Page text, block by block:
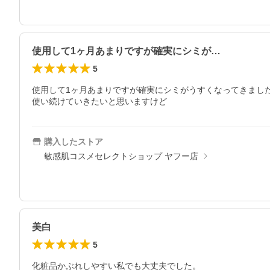
使用して1ヶ月あまりですが確実にシミが…
5
使用して1ヶ月あまりですが確実にシミがうすくなってきまし
使い続けていきたいと思いますけど
購入したストア
敏感肌コスメセレクトショップ ヤフー店
美白
5
化粧品かぶれしやすい私でも大丈夫でした。